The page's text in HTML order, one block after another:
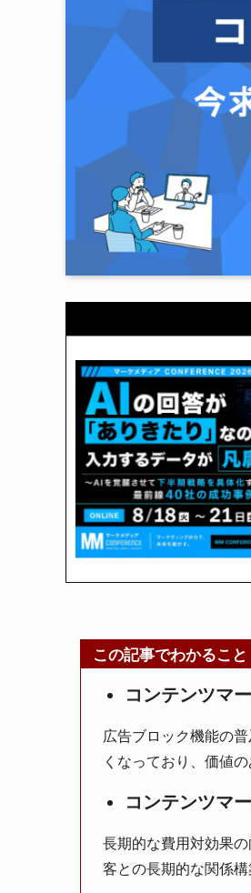
この記事でわかること
コンテンツマ
広告ブロック機能の
くなっており、価値
コンテンツマ
長期的な費用対効果
客との長期的な関係